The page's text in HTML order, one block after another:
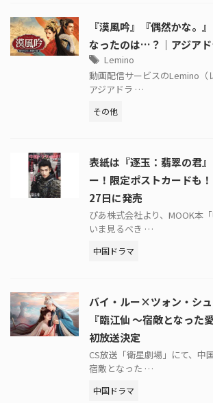
『漠風吟』『偶然かな。
なったのは…？｜アジア
Lemino
動画配信サービスのLemino（
アジアドラ …
その他
表紙は『逐玉：翡翠の君
ー！限定ポストカードも
27日に発売
ぴあ株式会社より、MOOK本
いま見るべき …
中国ドラマ
バイ・ルー×ツォン・シ
『臨江仙 ～宿敵となった
初放送決定
CS放送「衛星劇場」にて、中
宿敵となった …
中国ドラマ